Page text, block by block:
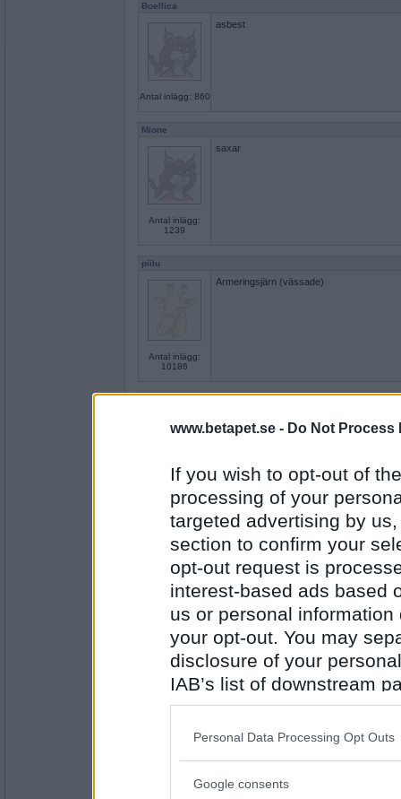
www.betapet.se - Do Not Process
If you wish to opt-out of
processing of your
targeted advertising by
section to confirm your
opt-out request is
interest-based ads based
us or personal
your opt-out. You may
disclosure of your
IAB’s list of downstream
also be disclosed by us
Downstream Participants
Please note that this
Personal Data Processing Opt Outs
Google consents
Boellica
Antal inlägg: 860
asbest
Mione
Antal inlägg:
1239
saxar
piilu
Antal inlägg:
10186
Armeringsjärn (vässade)
Antal inlägg: 154
Antal inlägg:
Anorexia
deGothia
Antal inlägg:
Trampmina